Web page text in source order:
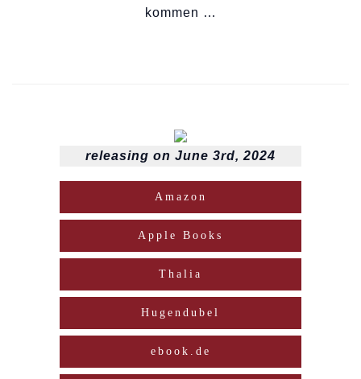
kommen …
releasing on June 3rd, 2024
Amazon
Apple Books
Thalia
Hugendubel
ebook.de